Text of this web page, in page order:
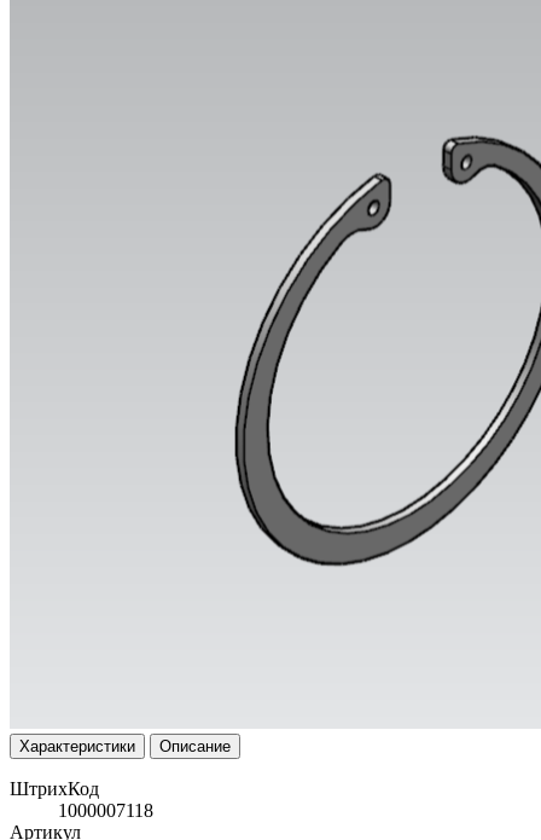
Характеристики Описание
ШтрихКод
1000007118
Артикул